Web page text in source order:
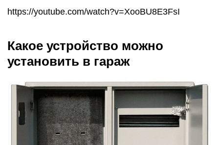
https://youtube.com/watch?v=XooBU8E3FsI
Какое устройство можно
установить в гараж